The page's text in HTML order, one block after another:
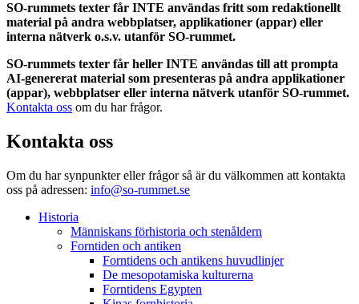
SO-rummets texter får INTE användas fritt som redaktionellt
material på andra webbplatser, applikationer (appar) eller
interna nätverk o.s.v. utanför SO-rummet.
SO-rummets texter får heller INTE användas till att prompta
AI-genererat material som presenteras på andra applikationer
(appar), webbplatser eller interna nätverk utanför SO-rummet.
Kontakta oss om du har frågor.
Kontakta oss
Om du har synpunkter eller frågor så är du välkommen att kontakta
oss på adressen: info@so-rummet.se
Historia
Människans förhistoria och stenåldern
Forntiden och antiken
Forntidens och antikens huvudlinjer
De mesopotamiska kulturerna
Forntidens Egypten